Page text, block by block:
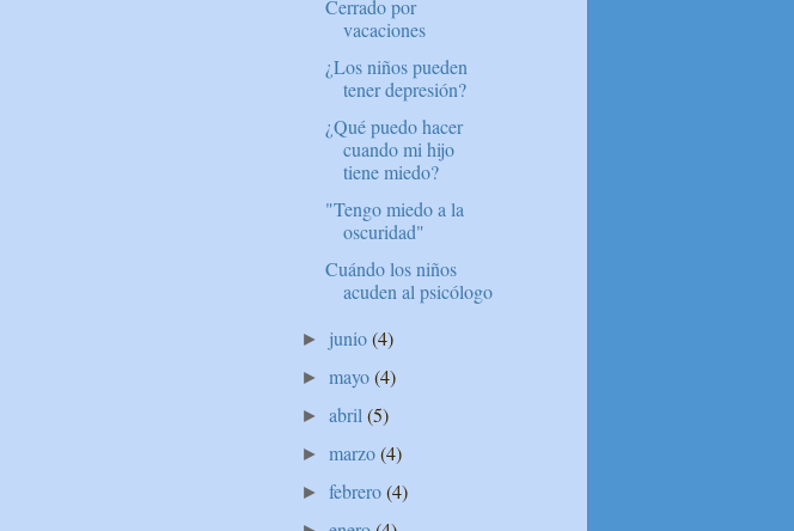
Cerrado por
vacaciones
¿Los niños pueden
tener depresión?
¿Qué puedo hacer
cuando mi hijo
tiene miedo?
"Tengo miedo a la
oscuridad"
Cuándo los niños
acuden al psicólogo
► junio(4)
►mayo(4)
►abril(5)
►marzo(4)
►febrero(4)